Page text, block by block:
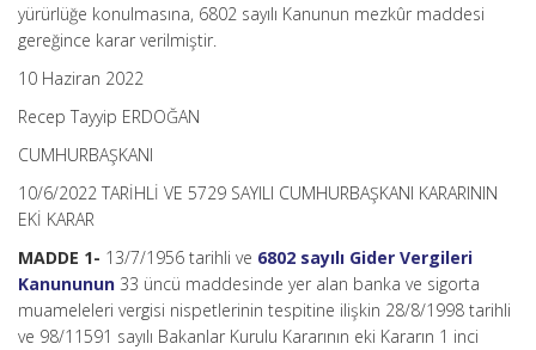
yürürlüğe konulmasına, 6802 sayılı Kanunun mezkûr maddesi
gereğince karar verilmiştir.
10 Haziran 2022
Recep Tayyip ERDOĞAN
CUMHURBAŞKANI
10/6/2022 TARİHLİ VE 5729 SAYILI CUMHURBAŞKANI KARARININ
EKİ KARAR
MADDE 1- 13/7/1956 tarihli ve 6802 sayılı Gider Vergileri
Kanununun 33 üncü maddesinde yer alan banka ve sigorta
muameleleri vergisi nispetlerinin tespitine ilişkin 28/8/1998 tarihli
ve 98/11591 sayılı Bakanlar Kurulu Kararının eki Kararın 1 inci